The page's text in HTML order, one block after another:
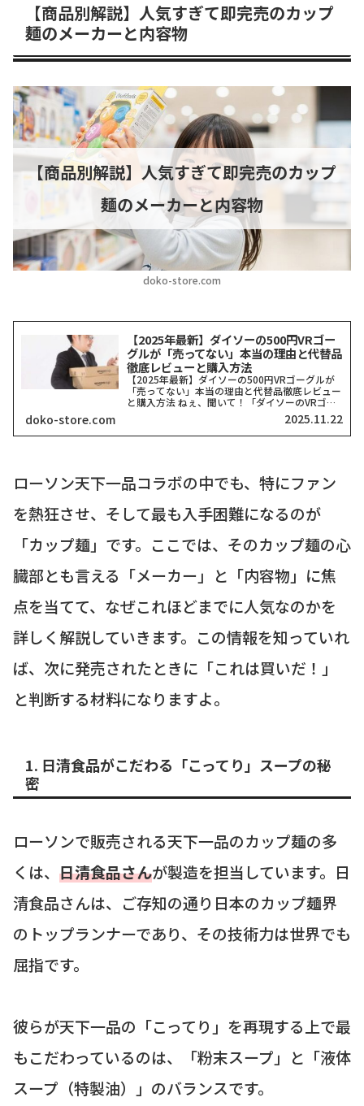
【商品別解説】人気すぎて即完売のカップ
麺のメーカーと内容物
doko-store.com
【商品別解説】人気すぎて即完売のカップ
麺のメーカーと内容物
【2025年最新】ダイソーの500円VRゴー
グルが「売ってない」本当の理由と代替品
徹底レビューと購入方法
【2025年最新】ダイソーの500円VRゴーグルが
「売ってない」本当の理由と代替品徹底レビュー
と購入方法 ねぇ、聞いて！「ダイソーのVRゴー
グル、どこにも売ってない！」って検索したそこ
のアナタ、同じ気持ちでここに来てくれましたよ
ね？一時期、...
doko-store.com 2025.11.22
ローソン天下一品コラボの中でも、特にファン
を熱狂させ、そして最も入手困難になるのが
「カップ麺」です。ここでは、そのカップ麺の心
臓部とも言える「メーカー」と「内容物」に焦
点を当てて、なぜこれほどまでに人気なのかを
詳しく解説していきます。この情報を知っていれ
ば、次に発売されたときに「これは買いだ！」
と判断する材料になりますよ。
1. 日清食品がこだわる「こってり」スープの秘
密
ローソンで販売される天下一品のカップ麺の多
くは、 日清食品さんが製造を担当しています。日
清食品さんは、ご存知の通り日本のカップ麺界
のトップランナーであり、その技術力は世界でも
屈指です。
彼らが天下一品の「こってり」を再現する上で最
もこだわっているのは、「粉末スープ」と「液体
スープ（特製油）」のバランスです。